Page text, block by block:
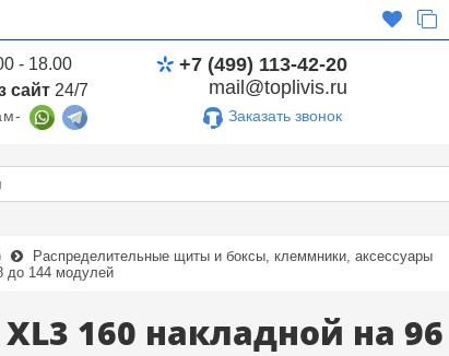
- 18.00
сайт 24/7
+7 (499) 113-42-20
mail@toplivis.ru
Заказать звонок
Распределительные щиты и боксы, клеммники, аксессуары
до 144 модулей
160 накладной на 96